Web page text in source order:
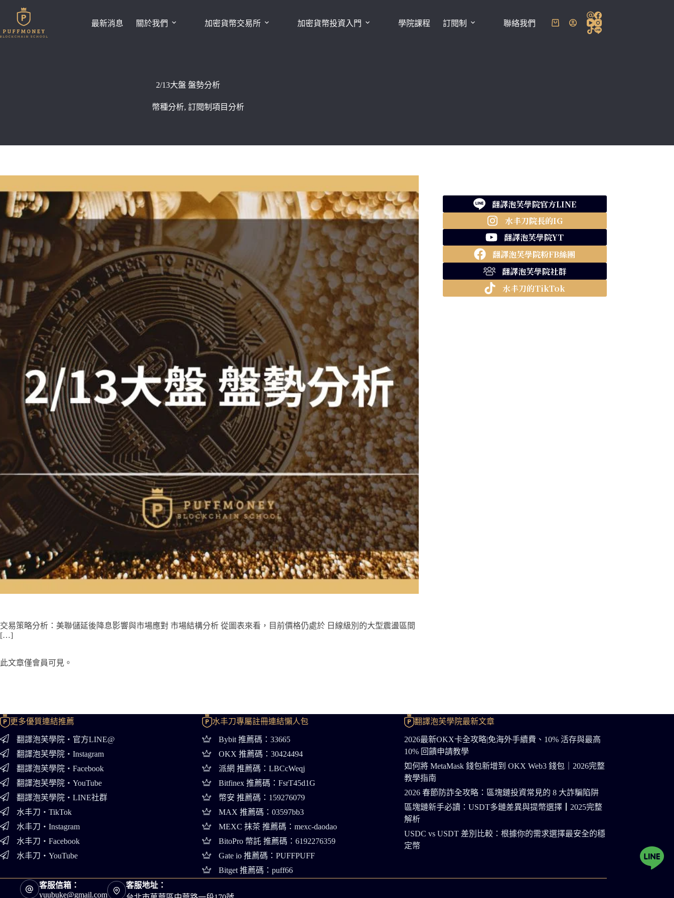
主
最新消息 關於我們 加密貨幣交易所 加密貨幣投資入門 學院課程 訂閱制 聯絡我們
購
2/13大盤 盤勢分析
幣種分析, 訂閱制項目分析
交易策略分析：美聯儲延後降息影響與市場應對 市場結構分析 從圖表來看，目前價格仍處於 日線級別的大型震盪區間
[…]
此文章僅會員可見。
翻譯泡芙學院官方LINE
水丰刀院長的IG
翻譯泡芙學院YT
翻譯泡芙學院粉FB絲團
翻譯泡芙學院社群
水丰刀的TikTok
更多優質連結推薦
翻譯泡芙學院・官方LINE@
翻譯泡芙學院・Instagram
翻譯泡芙學院・Facebook
翻譯泡芙學院・YouTube
翻譯泡芙學院・LINE社群
水丰刀・TikTok
水丰刀・Instagram
水丰刀・Facebook
水丰刀・YouTube
水丰刀專屬註冊連結懶人包
Bybit 推薦碼：33665
OKX 推薦碼：30424494
派網 推薦碼：LBCcWeqj
Bitfinex 推薦碼：FsrT45d1G
幣安 推薦碼：159276079
MAX 推薦碼：03597bb3
MEXC 抹茶 推薦碼：mexc-daodao
BitoPro 幣託 推薦碼：6192276359
Gate io 推薦碼：PUFFPUFF
Bitget 推薦碼：puff66
翻譯泡芙學院最新文章
2026最新OKX卡全攻略|免海外手續費、10% 活存與最高
10% 回饋申請教學
如何將 MetaMask 錢包新增到 OKX Web3 錢包｜2026完整
教學指南
2026 春節防詐全攻略：區塊鏈投資常見的 8 大詐騙陷阱
區塊鏈新手必讀：USDT多鏈差異與提幣選擇┃2025完整
解析
USDC vs USDT 差別比較：根據你的需求選擇最安全的穩
定幣
客服信箱：
yuubuke@gmail.com
客服地址：